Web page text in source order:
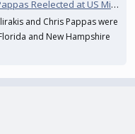
Reelected at US Midterms
and Chris Pappas were
and New Hampshire